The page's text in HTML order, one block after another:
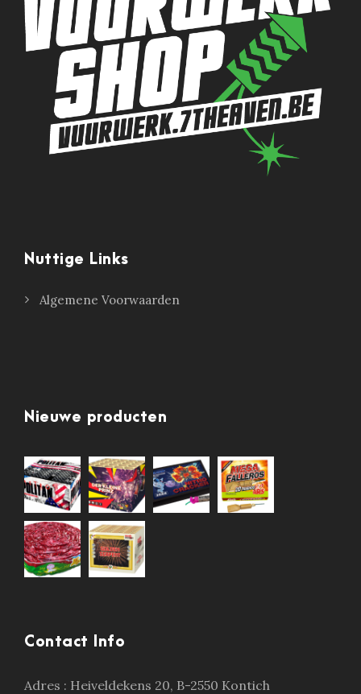
Nuttige Links
Algemene Voorwaarden
Nieuwe producten
Contact Info
Adres : Heiveldekens 20, B-2550 Kontich